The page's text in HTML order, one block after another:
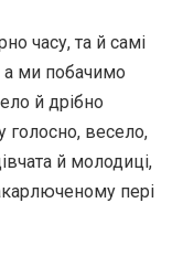
часу, та й самі
а ми побачимо
й дрібно
голосно, весело,
й молодиці,
пері